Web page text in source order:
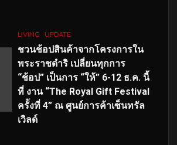
LIVING UPDATE
ชวนช้อปสินค้าจากโครงการใน
พระราชดำริ เปลี่ยนทุกการ
“ช้อป” เป็นการ “ให้” 6-12 ธ.ค. นี้
ที่ งาน “The Royal Gift Festival
ครั้งที่ 4” ณ ศูนย์การค้าเซ็นทรัล
เวิลด์